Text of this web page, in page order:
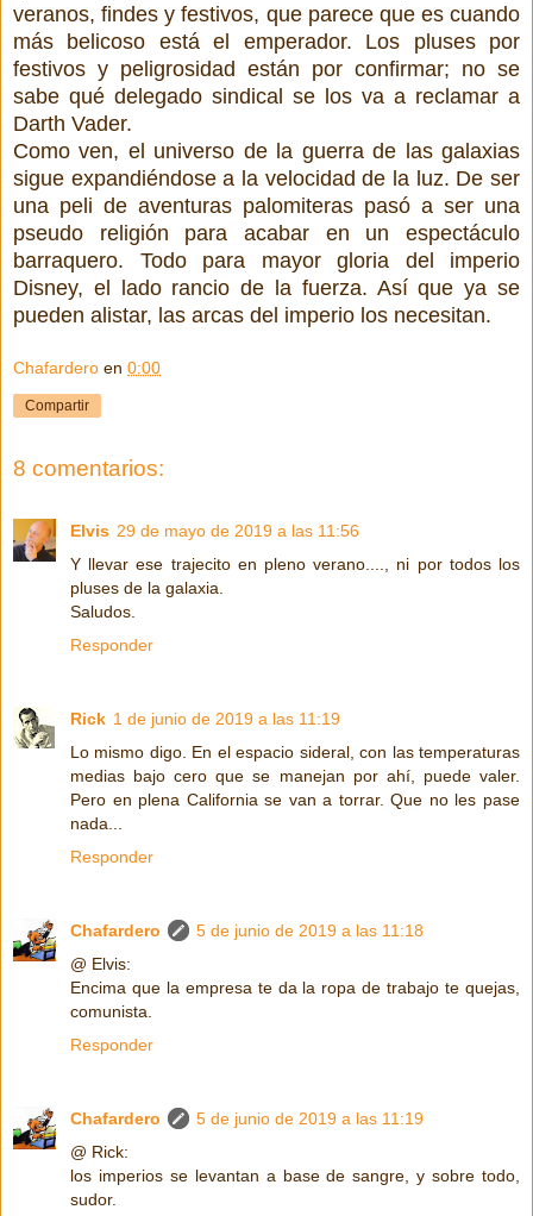
veranos, findes y festivos, que parece que es cuando
más belicoso está el emperador. Los pluses por
festivos y peligrosidad están por confirmar; no se
sabe qué delegado sindical se los va a reclamar a
Darth Vader.
Como ven, el universo de la guerra de las galaxias
sigue expandiéndose a la velocidad de la luz. De ser
una peli de aventuras palomiteras pasó a ser una
pseudo religión para acabar en un espectáculo
barraquero. Todo para mayor gloria del imperio
Disney, el lado rancio de la fuerza. Así que ya se
pueden alistar, las arcas del imperio los necesitan.
Chafardero en 0:00
Compartir
8 comentarios:
Elvis 29 de mayo de 2019 a las 11:56
Y llevar ese trajecito en pleno verano...., ni por todos los
pluses de la galaxia.
Saludos.
Responder
Rick 1 de junio de 2019 a las 11:19
Lo mismo digo. En el espacio sideral, con las temperaturas
medias bajo cero que se manejan por ahí, puede valer.
Pero en plena California se van a torrar. Que no les pase
nada...
Responder
Chafardero
5 de junio de 2019 a las 11:18
@ Elvis:
Encima que la empresa te da la ropa de trabajo te quejas,
comunista.
Responder
Chafardero
5 de junio de 2019 a las 11:19
@ Rick:
los imperios se levantan a base de sangre, y sobre todo,
sudor.